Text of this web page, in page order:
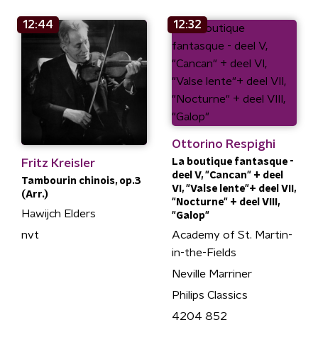
12:44
Fritz Kreisler
Tambourin chinois, op.3
(Arr.)
Hawijch Elders
nvt
12:32
Ottorino Respighi
La boutique fantasque -
deel V, "Cancan" + deel
VI, "Valse lente"+ deel VII,
"Nocturne" + deel VIII,
"Galop"
Academy of St. Martin-
in-the-Fields
Neville Marriner
Philips Classics
4204 852